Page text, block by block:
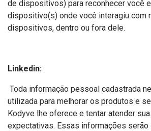
de dispositivos) para reconhecer você
dispositivo(s) onde você interagiu com
dispositivos, dentro ou fora dele.
Linkedin:
Toda informação pessoal cadastrada
utilizada para melhorar os produtos e
Kodyve lhe oferece e tentar atender
expectativas. Essas informações serão